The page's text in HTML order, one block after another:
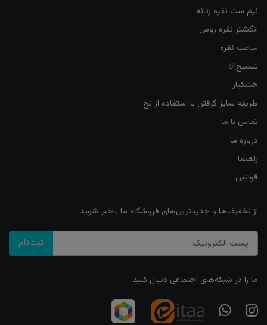
نیم ست نقره زنانه
انگشتر نقره روس
ساعت نقره
تسبیح📿
خشکبار
طریقه سایز گرفتن با استفاده از نخ
تماس با ما
درباره ما
راهنما
قوانین
از تخفیف‌ها و جدیدترین‌های فروشگاه ما باخبر شوید:
ثبت‌نام
ما را در شبکه‌های اجتماعی دنبال کنید: